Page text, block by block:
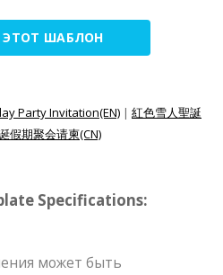
ЭТОТ ШАБЛОН
Party Invitation(EN) | 紅色雪人聖誕
假期聚会请柬(CN)
Specifications:
может быть